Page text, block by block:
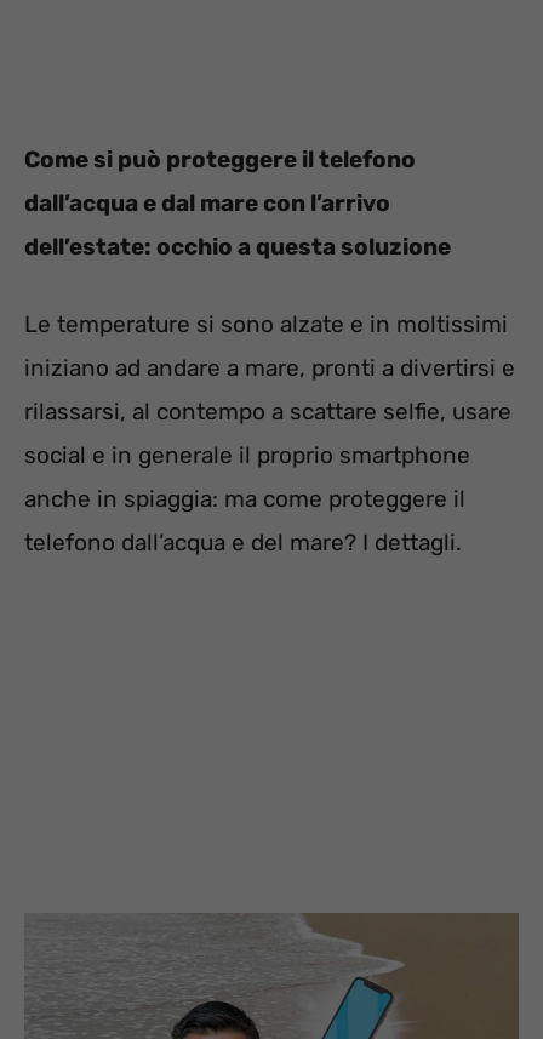
Come si può proteggere il telefono
dall’acqua e dal mare con l’arrivo
dell’estate: occhio a questa soluzione
Le temperature si sono alzate e in moltissimi
iniziano ad andare a mare, pronti a divertirsi e
rilassarsi, al contempo a scattare selfie, usare
social e in generale il proprio smartphone
anche in spiaggia: ma come proteggere il
telefono dall’acqua e del mare? I dettagli.